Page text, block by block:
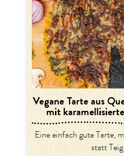
Vegane Tarte aus
mit
Eine einfach gute Tarte,
statt Teig.